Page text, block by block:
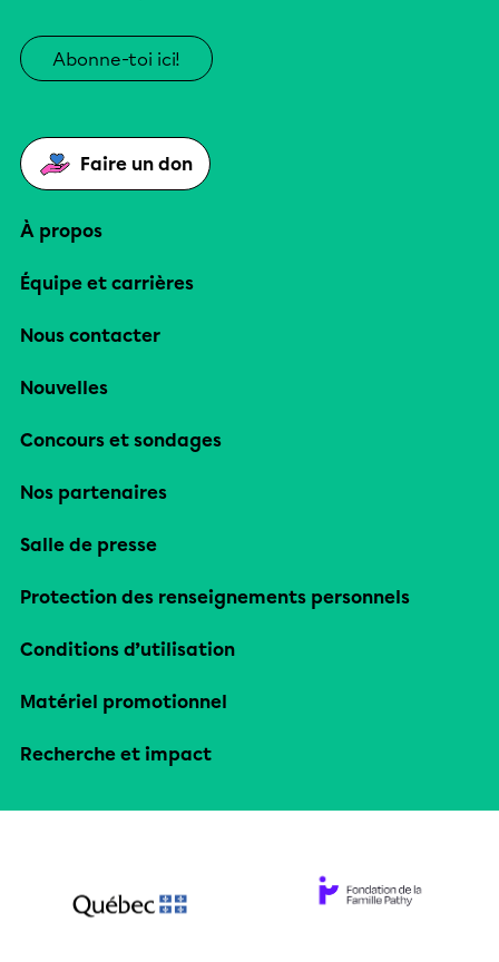
Abonne-toi ici!
Faire un don
À propos
Équipe et carrières
Nous contacter
Nouvelles
Concours et sondages
Nos partenaires
Salle de presse
Protection des renseignements personnels
Conditions d’utilisation
Matériel promotionnel
Recherche et impact